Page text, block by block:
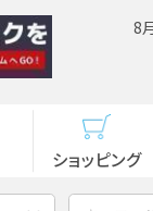
8
ショッピング